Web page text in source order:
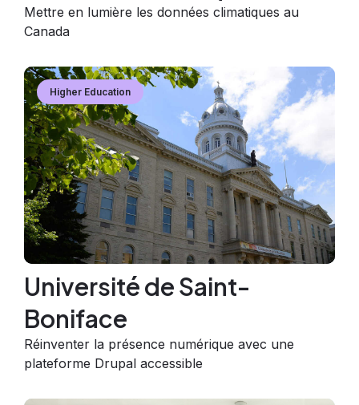
Mettre en lumière les données climatiques au
Canada
Higher Education
Image
Image
Université de Saint-
Boniface
Réinventer la présence numérique avec une
plateforme Drupal accessible